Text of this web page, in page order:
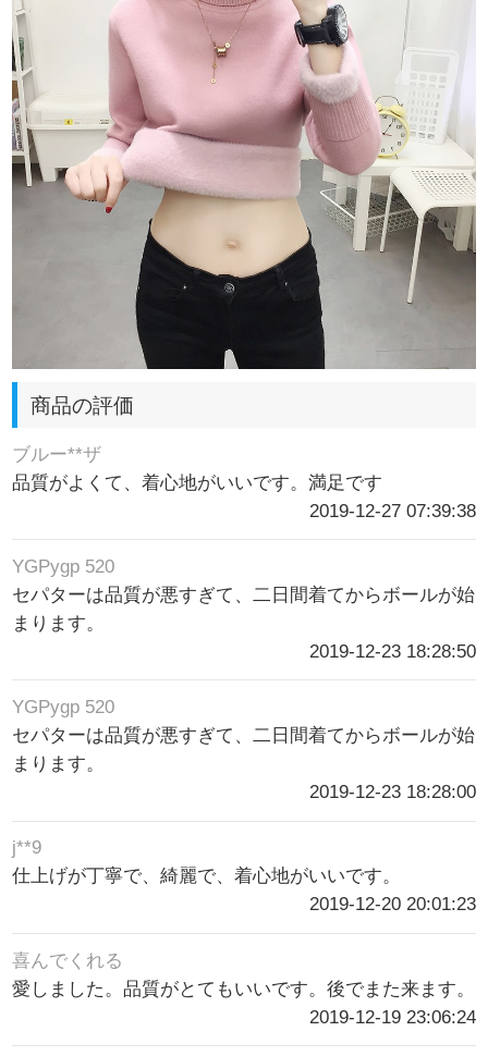
商品の評価
ブルー**ザ
品質がよくて、着心地がいいです。満足です
2019-12-27 07:39:38
YGPygp 520
セパターは品質が悪すぎて、二日間着てからボールが始
まります。
2019-12-23 18:28:50
YGPygp 520
セパターは品質が悪すぎて、二日間着てからボールが始
まります。
2019-12-23 18:28:00
j**9
仕上げが丁寧で、綺麗で、着心地がいいです。
2019-12-20 20:01:23
喜んでくれる
愛しました。品質がとてもいいです。後でまた来ます。
2019-12-19 23:06:24